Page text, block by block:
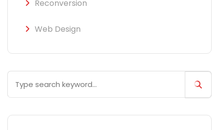
Reconversion
Web Design